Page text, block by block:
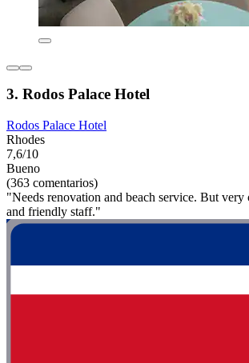
3. Rodos Palace Hotel
Rodos Palace Hotel
Rhodes
7,6/10
Bueno
(363 comentarios)
"Needs renovation and beach service. But
and friendly staff."